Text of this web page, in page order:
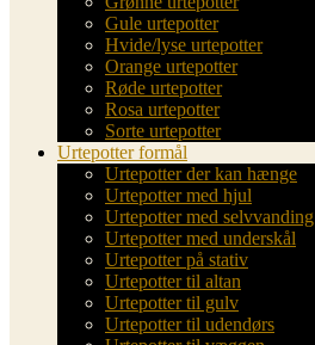
Gule urtepotter
Hvide/lyse urtepotter
Orange urtepotter
Røde urtepotter
Rosa urtepotter
Sorte urtepotter
Urtepotter formål
Urtepotter der kan hænge
Urtepotter med hjul
Urtepotter med selvvanding
Urtepotter med underskål
Urtepotter på stativ
Urtepotter til altan
Urtepotter til gulv
Urtepotter til udendørs